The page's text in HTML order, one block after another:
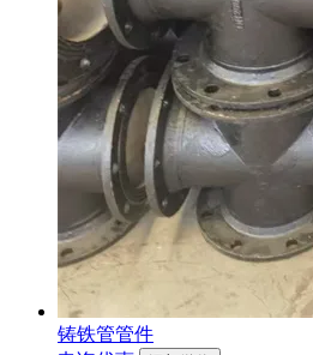
铸铁管管件